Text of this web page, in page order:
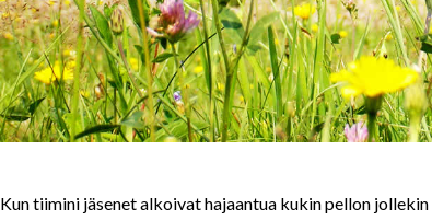
Kun tiimini jäsenet alkoivat hajaantua kukin pellon